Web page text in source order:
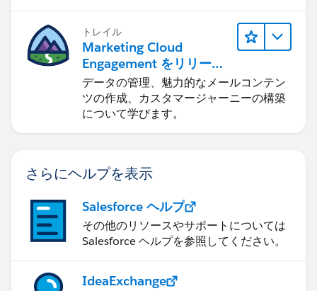
トレイル
Marketing Cloud
Engagement をリリース
する
データの管理、魅力的なメールコンテン
ツの作成、カスタマージャーニーの構築
について学びます。
さらにヘルプを表示
Salesforce ヘルプ
その他のリソースやサポートについては
Salesforce ヘルプを参照してください。
IdeaExchange